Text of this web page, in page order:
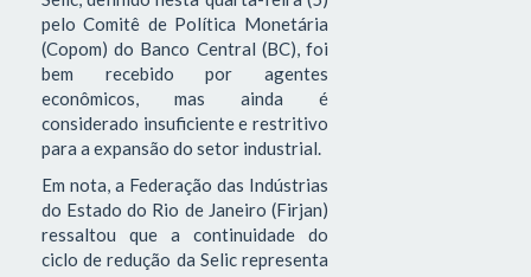
pelo Comitê de Política Monetária
(Copom) do Banco Central (BC), foi
bem recebido por agentes
econômicos, mas ainda é
considerado insuficiente e restritivo
para a expansão do setor industrial.
Em nota, a Federação das Indústrias
do Estado do Rio de Janeiro (Firjan)
ressaltou que a continuidade do
ciclo de redução da Selic representa